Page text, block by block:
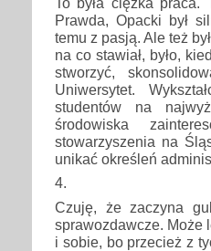
Prawda, Opacki był
temu z pasją. Ale też
na co stawiał, było,
stworzyć,
Uniwersytet.
studentów na
środowiska
stowarzyszenia na
unikać określeń
4.
Czuję, że zaczyna
sprawozdawcze. Może
i sobie, bo przecież z